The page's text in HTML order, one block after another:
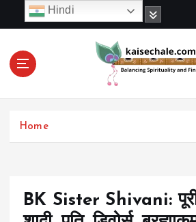
c
Home
BK Sister Shivani: पूरी
Hindi